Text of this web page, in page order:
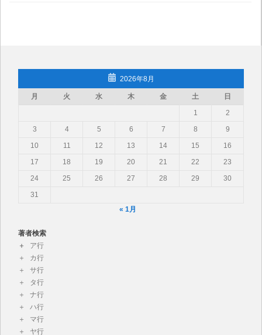
2026年8月
月 火 水 木 金 土
日
1
2
3
4 5 6 7 8
9
10
11 12 13 14 15
16
17
18 19 20 21 22
23
24
25 26 27 28 29
30
31
« 1月
著者検索
ア行
カ行
サ行
タ行
ナ行
ハ行
マ行
ヤ行